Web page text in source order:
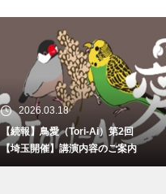
2026.03.18
【続報】鳥愛（Tori-Ai）第2回
【埼玉開催】講演内容のご案内